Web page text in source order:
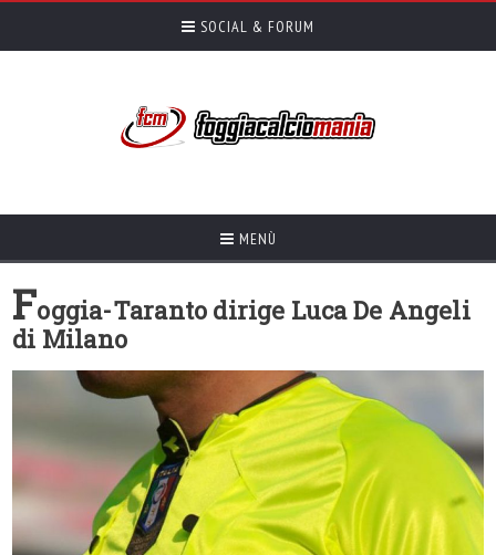
SOCIAL & FORUM
MENÙ
Foggia-Taranto dirige Luca De Angeli
di Milano